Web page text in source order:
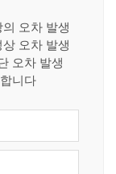
오차 발생
오차 발생
오차 발생
니다